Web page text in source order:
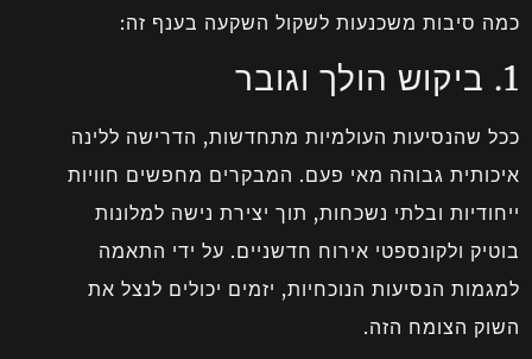
כמה סיבות משכנעות לשקול השקעה בענף זה:
1. ביקוש הולך וגובר
ככל שהנסיעות העולמיות מתחדשות, הדרישה ללינה
איכותית גבוהה מאי פעם. המבקרים מחפשים חוויות
ייחודיות ובלתי נשכחות, תוך יצירת נישה למלונות
בוטיק ולקונספטי אירוח חדשניים. על ידי התאמה
למגמות הנסיעות הנוכחיות, יזמים יכולים לנצל את
השוק הצומח הזה.